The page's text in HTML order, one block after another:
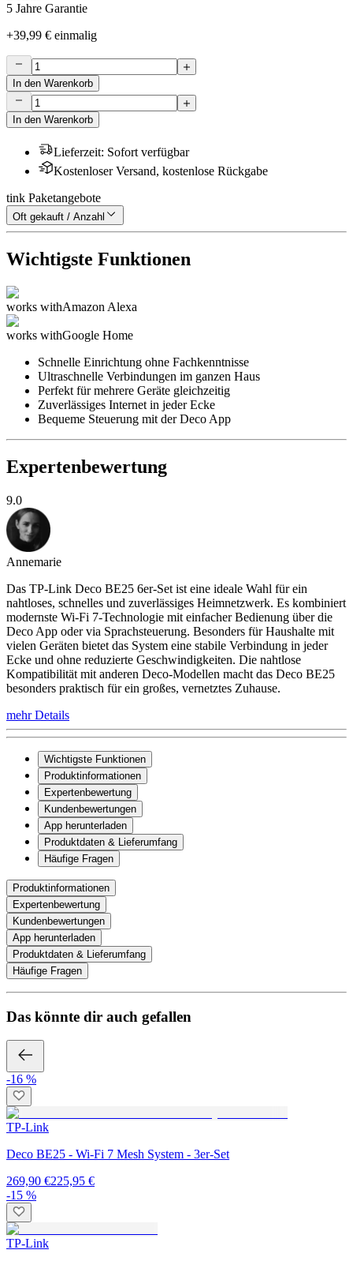
5 Jahre Garantie
+39,99 € einmalig
In den Warenkorb
In den Warenkorb
Lieferzeit: Sofort verfügbar
Kostenloser Versand, kostenlose Rückgabe
tink Paketangebote
Oft gekauft / Anzahl
Wichtigste Funktionen
works withAmazon Alexa
works withGoogle Home
Schnelle Einrichtung ohne Fachkenntnisse
Ultraschnelle Verbindungen im ganzen Haus
Perfekt für mehrere Geräte gleichzeitig
Zuverlässiges Internet in jeder Ecke
Bequeme Steuerung mit der Deco App
Expertenbewertung
9.0
Annemarie
Das TP-Link Deco BE25 6er-Set ist eine ideale Wahl für ein
nahtloses, schnelles und zuverlässiges Heimnetzwerk. Es kombiniert
modernste Wi-Fi 7-Technologie mit einfacher Bedienung über die
Deco App oder via Sprachsteuerung. Besonders für Haushalte mit
vielen Geräten bietet das System eine stabile Verbindung in jeder
Ecke und ohne reduzierte Geschwindigkeiten. Die nahtlose
Kompatibilität mit anderen Deco-Modellen macht das Deco BE25
besonders praktisch für ein großes, vernetztes Zuhause.
mehr Details
Wichtigste Funktionen
Produktinformationen
Expertenbewertung
Kundenbewertungen
App herunterladen
Produktdaten & Lieferumfang
Häufige Fragen
Produktinformationen
Expertenbewertung
Kundenbewertungen
App herunterladen
Produktdaten & Lieferumfang
Häufige Fragen
Das könnte dir auch gefallen
-16 %
TP-Link
Deco BE25 - Wi-Fi 7 Mesh System - 3er-Set
269,90 €225,95 €
-15 %
TP-Link